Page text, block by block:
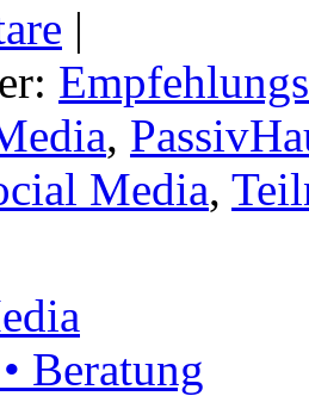
|
,
Media,
Beratung